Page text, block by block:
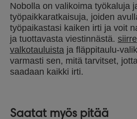
Nobolla on valikoima työkaluja
työpaikkaratkaisuja, joiden
työpaikastasi kaiken irti ja voit
ja tuottavasta viestinnästä.
valkotauluista ja fläppitaulu-
varmasti sen, mitä tarvitset,
saadaan kaikki irti.
Saatat myös pitää